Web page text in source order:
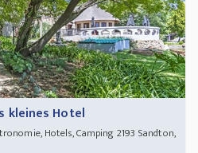
kleines Hotel
Hotels, Camping 2193 Sandton,